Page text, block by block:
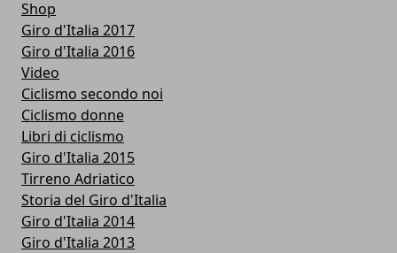
Shop
Giro d'Italia 2017
Giro d'Italia 2016
Video
Ciclismo secondo noi
Ciclismo donne
Libri di ciclismo
Giro d'Italia 2015
Tirreno Adriatico
Storia del Giro d'Italia
Giro d'Italia 2014
Giro d'Italia 2013